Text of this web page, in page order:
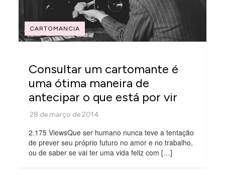
CARTOMANCIA
Consultar um cartomante é
uma ótima maneira de
antecipar o que está por vir
2.175 ViewsQue ser humano nunca teve a tentação
de prever seu próprio futuro no amor e no trabalho,
ou de saber se vai ter uma vida feliz com […]